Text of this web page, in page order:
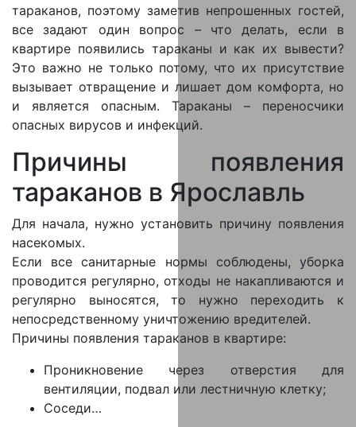
тараканов, поэтому заметив непрошенных гостей,
все задают один вопрос – что делать, если в
квартире появились тараканы и как их вывести?
Это важно не только потому, что их присутствие
вызывает отвращение и лишает дом комфорта, но
и является опасным. Тараканы – переносчики
опасных вирусов и инфекций.
Причины появления
тараканов в Ярославль
Для начала, нужно установить причину появления
насекомых.
Если все санитарные нормы соблюдены, уборка
проводится регулярно, отходы не накапливаются и
регулярно выносятся, то нужно переходить к
непосредственному уничтожению вредителей.
Причины появления тараканов в квартире:
Проникновение через отверстия для
вентиляции, подвал или лестничную клетку;
Соседи…